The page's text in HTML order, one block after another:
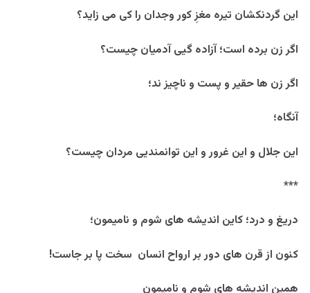
این گردنکشان تیره مغزِ کور وجدان را کی می زاید؟
اگر زن برده است؛ آزاده گیی آدمیان چیست؟
اگر زن ها حقیر و پست و ناچیز ند؛
آنگاه؛
این جلال و این غرور و این توانمندیی مردان چیست؟
***
دریغ و درد؛ کاین اندیشه های شوم و نامیمون؛
کنون از قرن های دور بر ارواح انسان سخت پا بر جاست!
همین اندیشه های شوم و نامیمون